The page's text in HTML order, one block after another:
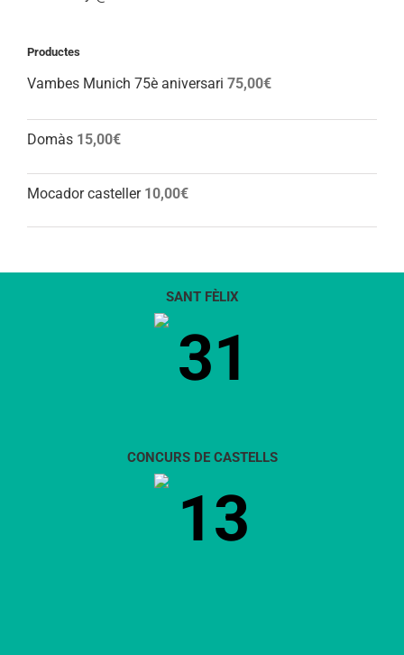
Productes
Vambes Munich 75è aniversari 75,00€
Domàs 15,00€
Mocador casteller 10,00€
SANT FÈLIX
31
CONCURS DE CASTELLS
13